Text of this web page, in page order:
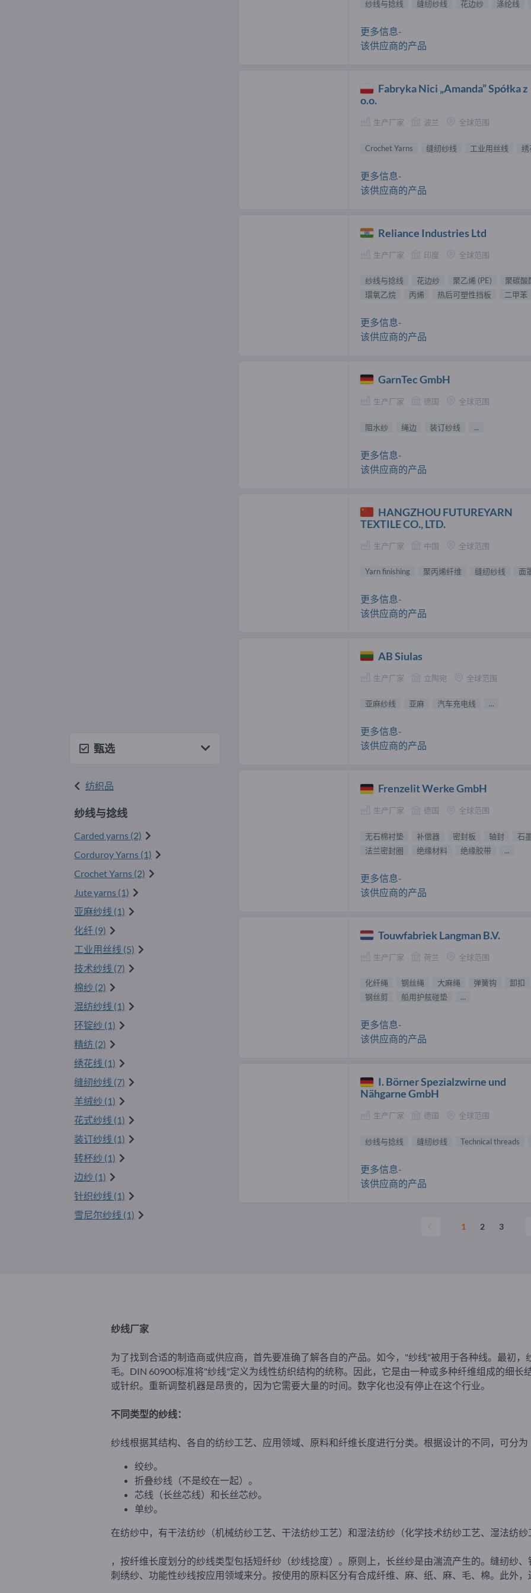
甄选
纺织品
纱线与捻线
Carded yarns (2)
Corduroy Yarns (1)
Crochet Yarns (2)
Jute yarns (1)
亚麻纱线 (1)
化纤 (9)
工业用丝线 (5)
技术纱线 (7)
棉纱 (2)
混纺纱线 (1)
环锭纱 (1)
精纺 (2)
绣花线 (1)
缝纫纱线 (7)
羊绒纱 (1)
花式纱线 (1)
装订纱线 (1)
转杯纱 (1)
边纱 (1)
针织纱线 (1)
雪尼尔纱线 (1)
纱线与捻线 缝纫纱线 花边纱 涤纶线
更多信息-
该供应商的产品
Fabryka Nici „Amanda” Spółka z
o.o.
生产厂家 波兰 全球范围
Crochet Yarns 缝纫纱线 工业用丝线 绣
更多信息-
该供应商的产品
Reliance Industries Ltd
生产厂家 印度 全球范围
纱线与捻线 花边纱 聚乙烯 (PE) 聚碳酸
環氧乙烷
丙烯 热后可塑性挡板 二甲苯
更多信息-
该供应商的产品
GarnTec GmbH
生产厂家 德国 全球范围
阻水纱 绳边 装订纱线 ...
更多信息-
该供应商的产品
HANGZHOU FUTUREYARN
TEXTILE CO., LTD.
生产厂家 中国 全球范围
Yarn finishing 聚丙烯纤维 缝纫纱线 面
更多信息-
该供应商的产品
AB Siulas
生产厂家 立陶宛 全球范围
亚麻纱线 亚麻 汽车充电线 ...
更多信息-
该供应商的产品
Frenzelit Werke GmbH
生产厂家 德国 全球范围
无石棉衬垫 补偿器 密封板 轴封 石
法兰密封圈
绝缘材料 绝缘胶带 ...
更多信息-
该供应商的产品
Touwfabriek Langman B.V.
生产厂家 荷兰 全球范围
化纤绳 钢丝绳 大麻绳 弹簧钩 卸扣
钢丝剪
船用护舷碰垫 ...
更多信息-
该供应商的产品
I. Börner Spezialzwirne und
Nähgarne GmbH
生产厂家 德国 全球范围
纱线与捻线 缝纫纱线 Technical threads
更多信息-
该供应商的产品
1 2 3
纱线厂家
为了找到合适的制造商或供应商，首先要准确了解各自的产品。如今，"纱线"被用于各种线。最初，
毛。DIN 60900标准将"纱线"定义为线性纺织结构的统称。因此，它是由一种或多种纤维组成的细长
或针织。重新调整机器是昂贵的，因为它需要大量的时间。数字化也没有停止在这个行业。
不同类型的纱线：
纱线根据其结构、各自的纺纱工艺、应用领域、原料和纤维长度进行分类。根据设计的不同，可分为
绞纱。
折叠纱线（不是绞在一起）。
芯线（长丝芯线）和长丝芯纱。
单纱。
在纺纱中，有干法纺纱（机械纺纱工艺、干法纺纱工艺）和湿法纺纱（化学技术纺纱工艺、湿法纺纱
，按纤维长度划分的纱线类型包括短纤纱（纱线捻度）。原则上，长丝纱是由湍流产生的。缝纫纱、
刺绣纱、功能性纱线按应用领域来分。按使用的原料区分有合成纤维、麻、纸、麻、毛、棉。此外，